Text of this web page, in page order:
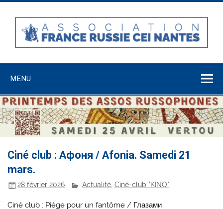
Skip
content
France-Russie-
CEI Nantes
MENU
Ciné club : Афоня / Afonia. Samedi 21
mars.
28 février 2026 Actualité,Ciné-club "KINO"
Ciné club : Piège pour un fantôme / Глазами